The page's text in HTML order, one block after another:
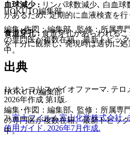
HOKUTO編集部
編集･作図：編集部､ 監修：所属専
の専門医が複数在籍。最新トピッ
中。
HOKUTO編集部
編集･作図：編集部､ 監修：所属専
の専門医が複数在籍。最新トピッ
中。
血球減少 : リンパ球数減少､ 白血
があるため､ 定期的に血液検査を行
食道穿孔 : 食道穿孔があらわれる
を十分に観察し､ 発現時は適切に処
出典
1) オンコリスバイオファーマ. テ
2026年作成 第1版.
2)富士フイルム富山化学株式会社.
使用ガイド. 2026年7月作成.